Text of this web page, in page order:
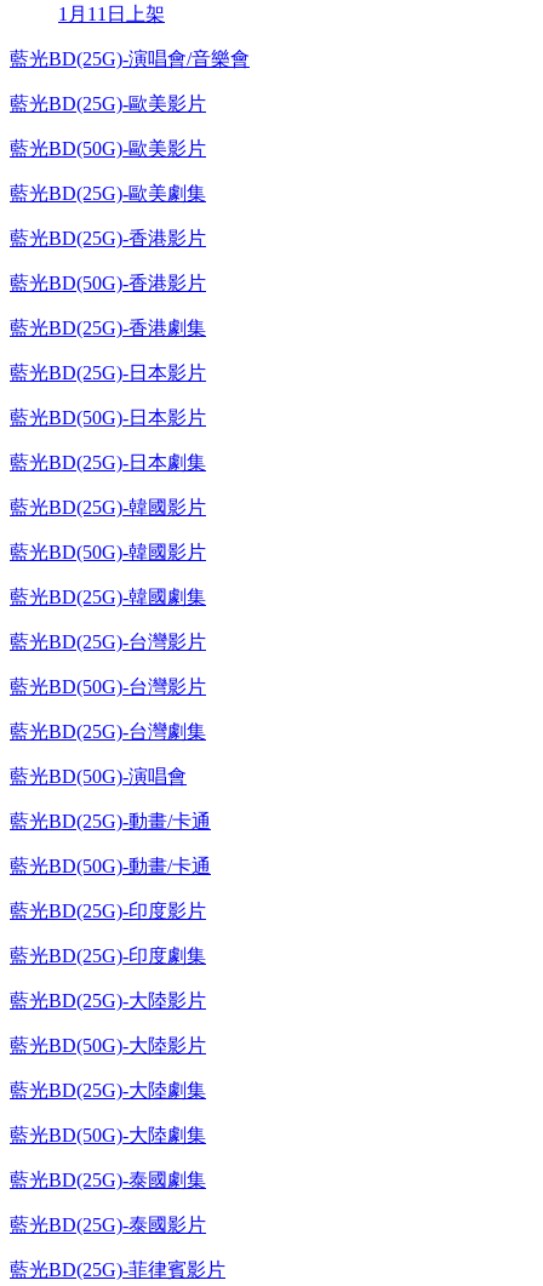
1月11日上架
藍光BD(25G)-演唱會/音樂會
藍光BD(25G)-歐美影片
藍光BD(50G)-歐美影片
藍光BD(25G)-歐美劇集
藍光BD(25G)-香港影片
藍光BD(50G)-香港影片
藍光BD(25G)-香港劇集
藍光BD(25G)-日本影片
藍光BD(50G)-日本影片
藍光BD(25G)-日本劇集
藍光BD(25G)-韓國影片
藍光BD(50G)-韓國影片
藍光BD(25G)-韓國劇集
藍光BD(25G)-台灣影片
藍光BD(50G)-台灣影片
藍光BD(25G)-台灣劇集
藍光BD(50G)-演唱會
藍光BD(25G)-動畫/卡通
藍光BD(50G)-動畫/卡通
藍光BD(25G)-印度影片
藍光BD(25G)-印度劇集
藍光BD(25G)-大陸影片
藍光BD(50G)-大陸影片
藍光BD(25G)-大陸劇集
藍光BD(50G)-大陸劇集
藍光BD(25G)-泰國劇集
藍光BD(25G)-泰國影片
藍光BD(25G)-菲律賓影片